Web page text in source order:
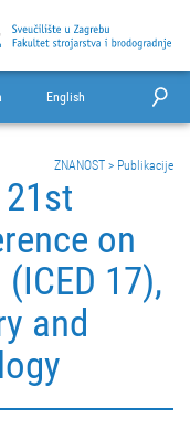
English
ZNANOST > Publikacije
on
17),
and